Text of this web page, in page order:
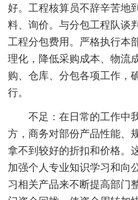
好。工程核算员不辞辛苦地
料、询价。与分包工程队谈
工程分包费用。严格执行本
理化，降低采购成本、物流
购、仓库、分包各项工作，
行。
不足：在日常的工作中
方，商务对部份产品性能、
拿不到较好的折扣和价格。
加强个人专业知识学习和向
习相关产品来不断提高部门